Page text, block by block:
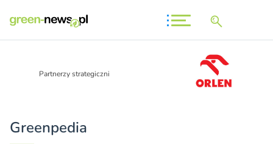
Partnerzy strategiczni
Greenpedia